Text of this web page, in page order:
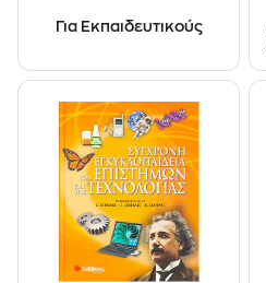
Για Εκπαιδευτικούς